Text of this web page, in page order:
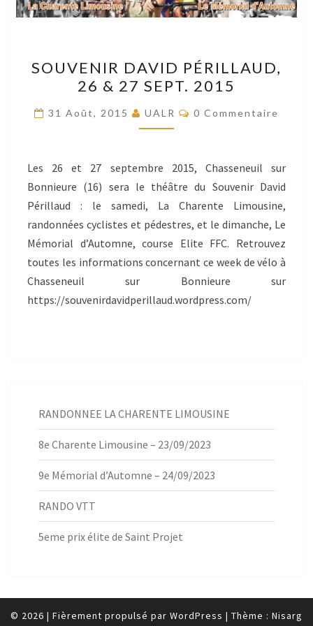
DAVID
PÉRILLAUD,
26
&
SEPT.
2015
SOUVENIR DAVID PÉRILLAUD,
26 & 27 SEPT. 2015
31 Août, 2015 UALR Commentaires
0 Commentaire
Les 26 et 27 septembre 2015, Chasseneuil sur
Bonnieure (16) sera le théâtre du Souvenir David
Périllaud : le samedi, La Charente Limousine,
randonnées cyclistes et pédestres, et le dimanche, Le
Mémorial d’Automne, course Elite FFC. Retrouvez
toutes les informations concernant ce week de vélo à
Chasseneuil sur Bonnieure sur
https://souvenirdavidperillaud.wordpress.com/
RANDONNEE LA CHARENTE LIMOUSINE
8e Charente Limousine – 23/09/2023
9e Mémorial d’Automne – 24/09/2023
RANDO VTT
5eme prix élite de Saint Projet
© 2026 | Fièrement propulsé par WordPress | Thème : Nisarg